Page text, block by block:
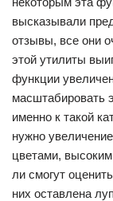
высказывали
отзывы, все они
этой утилиты
функции
масштабировать
именно к такой
нужно
цветами,
ли смогут
них оставлена